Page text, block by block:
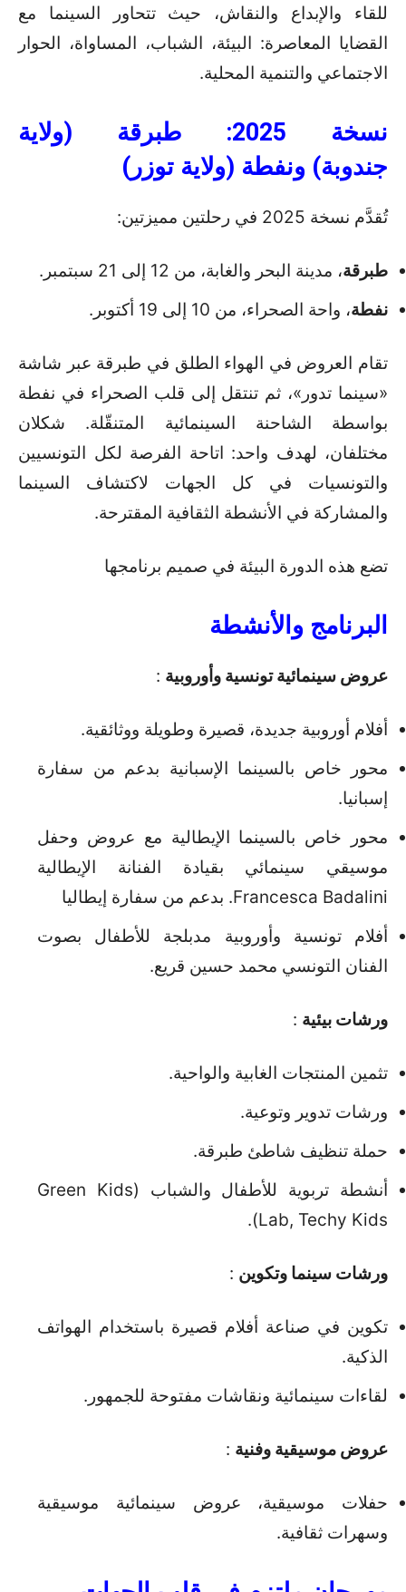
للقاء والإبداع والنقاش، حيث تتحاور السينما مع
القضايا المعاصرة: البيئة، الشباب، المساواة، الحوار
الاجتماعي والتنمية المحلية.
نسخة 2025: طبرقة (ولاية
جندوبة) ونفطة (ولاية توزر )
تُقدَّم نسخة 2025 في رحلتين مميزتين:
طبرقة، مدينة البحر والغابة، من 12 إلى 21 سبتمبر.
نفطة، واحة الصحراء، من 10 إلى 19 أكتوبر.
تقام العروض في الهواء الطلق في طبرقة عبر شاشة
«سينما تدور»، ثم تنتقل إلى قلب الصحراء في نفطة
بواسطة الشاحنة السينمائية المتنقّلة. شكلان
مختلفان، لهدف واحد: اتاحة الفرصة لكل التونسيين
والتونسيات في كل الجهات لاكتشاف السينما
والمشاركة في الأنشطة الثقافية المقترحة.
تضع هذه الدورة البيئة في صميم برنامجها
البرنامج والأنشطة
عروض سينمائية تونسية وأوروبية :
أفلام أوروبية جديدة، قصيرة وطويلة ووثائقية.
محور خاص بالسينما الإسبانية بدعم من سفارة
إسبانيا.
محور خاص بالسينما الإيطالية مع عروض وحفل
موسيقي سينمائي بقيادة الفنانة الإيطالية
Francesca Badalini. بدعم من سفارة إيطاليا
أفلام تونسية وأوروبية مدبلجة للأطفال بصوت
الفنان التونسي محمد حسين قريع.
ورشات بيئية :
تثمين المنتجات الغابية والواحية.
ورشات تدوير وتوعية.
حملة تنظيف شاطئ طبرقة.
أنشطة تربوية للأطفال والشباب (Green Kids
Lab, Techy Kids).
ورشات سينما وتكوين :
تكوين في صناعة أفلام قصيرة باستخدام الهواتف
الذكية.
لقاءات سينمائية ونقاشات مفتوحة للجمهور.
عروض موسيقية وفنية :
حفلات موسيقية، عروض سينمائية موسيقية
وسهرات ثقافية.